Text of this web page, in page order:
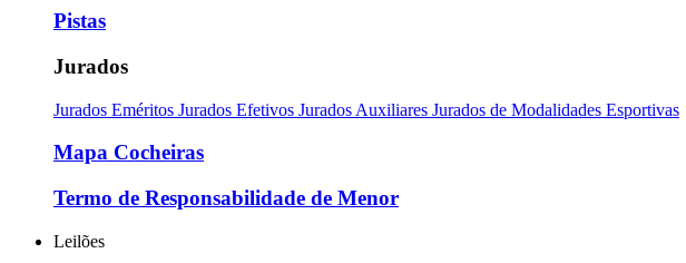
Pistas
Jurados
Jurados Eméritos Jurados Efetivos Jurados Auxiliares Jurados de Modalidades Esportivas
Mapa Cocheiras
Termo de Responsabilidade de Menor
Leilões